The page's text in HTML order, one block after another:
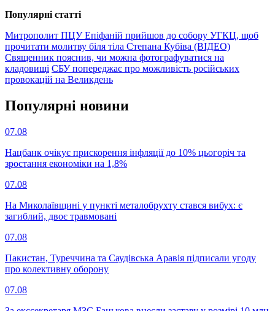
Популярнi статтi
Митрополит ПЦУ Епіфаній прийшов до собору УГКЦ, щоб
прочитати молитву біля тіла Степана Кубіва (ВІДЕО)
Священник пояснив, чи можна фотографуватися на
кладовищі СБУ попереджає про можливість російських
провокацій на Великдень
Популярнi новини
07.08
Нацбанк очікує прискорення інфляції до 10% цьогоріч та
зростання економіки на 1,8%
07.08
На Миколаївщині у пункті металобрухту стався вибух: є
загиблий, двоє травмовані
07.08
Пакистан, Туреччина та Саудівська Аравія підписали угоду
про колективну оборону
07.08